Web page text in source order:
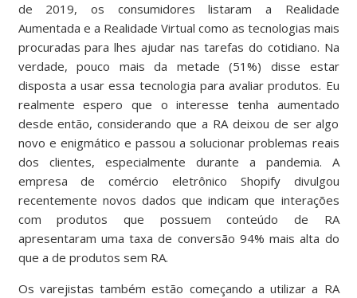
de 2019, os consumidores listaram a Realidade
Aumentada e a Realidade Virtual como as tecnologias mais
procuradas para lhes ajudar nas tarefas do cotidiano. Na
verdade, pouco mais da metade (51%) disse estar
disposta a usar essa tecnologia para avaliar produtos. Eu
realmente espero que o interesse tenha aumentado
desde então, considerando que a RA deixou de ser algo
novo e enigmático e passou a solucionar problemas reais
dos clientes, especialmente durante a pandemia. A
empresa de comércio eletrônico Shopify divulgou
recentemente novos dados que indicam que interações
com produtos que possuem conteúdo de RA
apresentaram uma taxa de conversão 94% mais alta do
que a de produtos sem RA.
Os varejistas também estão começando a utilizar a RA